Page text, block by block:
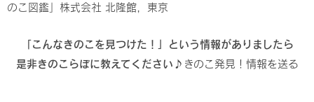
のこ図鑑」株式会社 北隆館，東京
「こんなきのこを見つけた！」という情報がありましたら
是非きのこらぼに教えてください♪ きのこ発見！情報を送る